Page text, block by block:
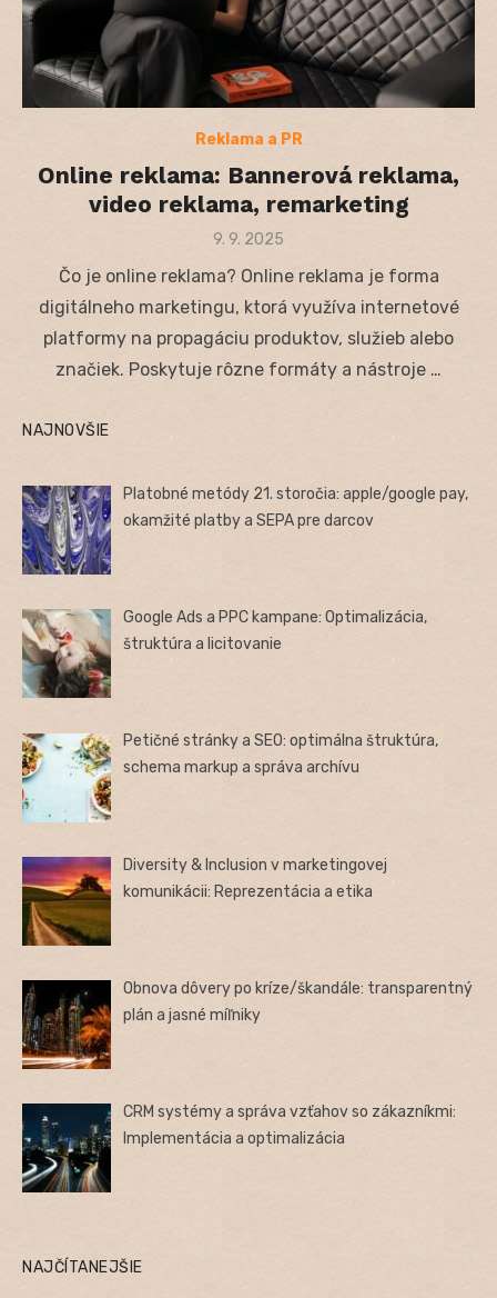
Reklama a PR
Online reklama: Bannerová reklama,
video reklama, remarketing
Posted
9. 9. 2025
Čo je online reklama? Online reklama je forma
digitálneho marketingu, ktorá využíva internetové
platformy na propagáciu produktov, služieb alebo
značiek. Poskytuje rôzne formáty a nástroje …
NAJNOVŠIE
Platobné metódy 21. storočia: apple/google pay,
okamžité platby a SEPA pre darcov
Google Ads a PPC kampane: Optimalizácia,
štruktúra a licitovanie
Petičné stránky a SEO: optimálna štruktúra,
schema markup a správa archívu
Diversity & Inclusion v marketingovej
komunikácii: Reprezentácia a etika
Obnova dôvery po kríze/škandále: transparentný
plán a jasné míľniky
CRM systémy a správa vzťahov so zákazníkmi:
Implementácia a optimalizácia
NAJČÍTANEJŠIE